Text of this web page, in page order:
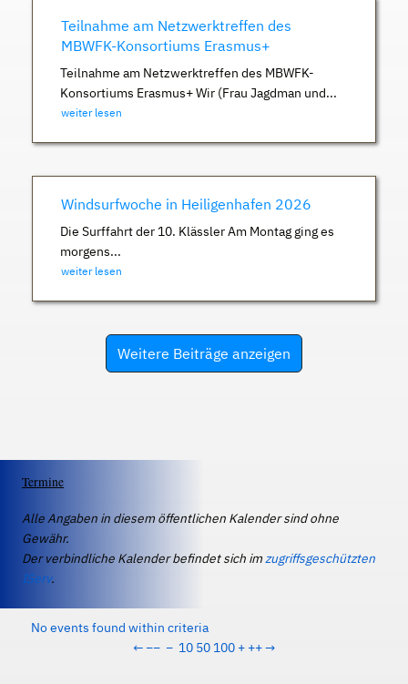
Teilnahme am Netzwerktreffen des
MBWFK-Konsortiums Erasmus+
Teilnahme am Netzwerktreffen des MBWFK-
Konsortiums Erasmus+ Wir (Frau Jagdman und...
weiter lesen
Windsurfwoche in Heiligenhafen 2026
Die Surffahrt der 10. Klässler Am Montag ging es
morgens...
weiter lesen
Weitere Beiträge anzeigen
Termine
Alle Angaben in diesem öffentlichen Kalender sind ohne
Gewähr.
Der verbindliche Kalender befindet sich imzugriffsgeschützten
IServ.
No events found within criteria
← −− − 10 50 100 + ++→